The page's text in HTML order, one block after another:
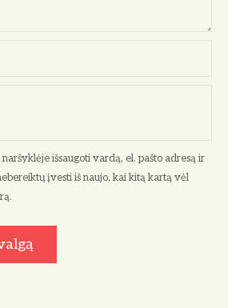
išsaugoti vardą, el. pašto adresą ir
įvesti iš naujo, kai kitą kartą vėl